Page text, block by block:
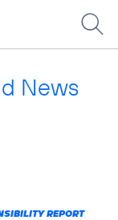
News
REPORT